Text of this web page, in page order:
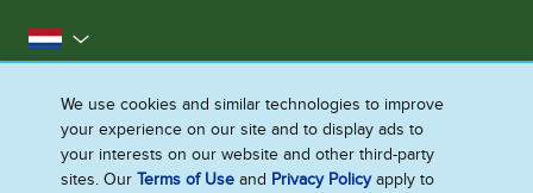
Nederland
Toegankelijkheid
Neem contact met ons op
Cookieverklaring
Privacyverklaring
Gebruiksvoorwaarden
Sitemap
We use cookies and similar technologies to improve
your experience on our site and to display ads to
your interests on our website and other third-party
sites. OurTerms of Use and Privacy Policyapply to